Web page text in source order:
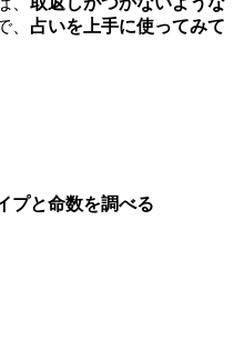
、 占いを上手に使ってみて
プと命数を調べる